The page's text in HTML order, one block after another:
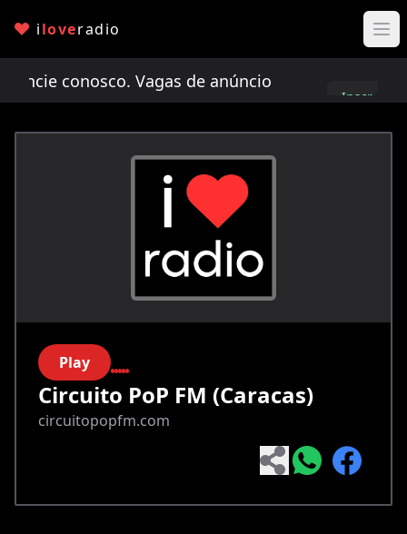
iloveradio
conosco. Vagas de anúncio limitadas!
Inscreva-
Play
Circuito PoP FM (Caracas)
circuitopopfm.com